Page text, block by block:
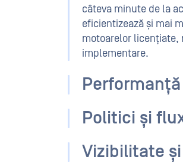
câteva minute de la
eficientizează și mai
motoarelor
implementare.
Politici și
Vizibilitate